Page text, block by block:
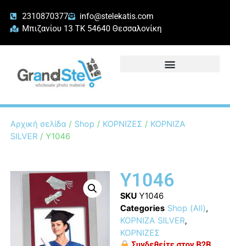
2310870377
info@stelekatis.com
Μπιζανίου 13 ΤΚ 54640 Θεσσαλονίκη
Αρχική σελίδα / Shop / ΚΟΡΝΙΖΕΣ / ΚΟΡΝΙΖΑ
SILVER / Y1046
Y1046
SKU Y1046
Categories Shop (All),
ΚΟΡΝΙΖΑ SILVER,
ΚΟΡΝΙΖΕΣ